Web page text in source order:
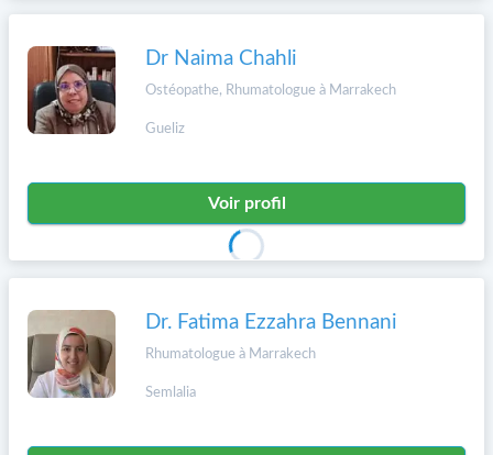
Dr Naima Chahli
Ostéopathe, Rhumatologue à Marrakech
Gueliz
Voir profil
Dr. Fatima Ezzahra Bennani
Rhumatologue à Marrakech
Semlalia